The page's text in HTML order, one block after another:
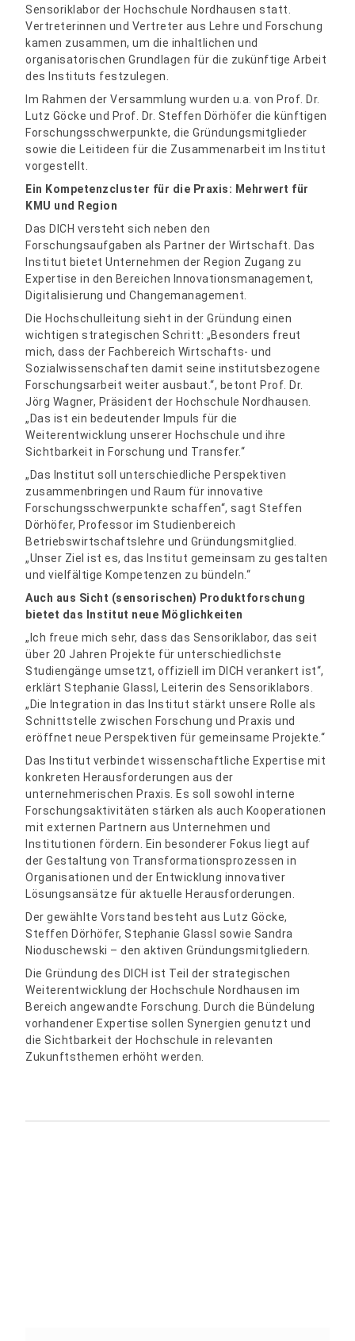
Sensoriklabor der Hochschule Nordhausen statt.
Vertreterinnen und Vertreter aus Lehre und Forschung
kamen zusammen, um die inhaltlichen und
organisatorischen Grundlagen für die zukünftige Arbeit
des Instituts festzulegen.
Im Rahmen der Versammlung wurden u.a. von Prof. Dr.
Lutz Göcke und Prof. Dr. Steffen Dörhöfer die künftigen
Forschungsschwerpunkte, die Gründungsmitglieder
sowie die Leitideen für die Zusammenarbeit im Institut
vorgestellt.
Ein Kompetenzcluster für die Praxis: Mehrwert für
KMU und Region
Das DICH versteht sich neben den
Forschungsaufgaben als Partner der Wirtschaft. Das
Institut bietet Unternehmen der Region Zugang zu
Expertise in den Bereichen Innovationsmanagement,
Digitalisierung und Changemanagement.
Die Hochschulleitung sieht in der Gründung einen
wichtigen strategischen Schritt: „Besonders freut
mich, dass der Fachbereich Wirtschafts- und
Sozialwissenschaften damit seine institutsbezogene
Forschungsarbeit weiter ausbaut.“, betont Prof. Dr.
Jörg Wagner, Präsident der Hochschule Nordhausen.
„Das ist ein bedeutender Impuls für die
Weiterentwicklung unserer Hochschule und ihre
Sichtbarkeit in Forschung und Transfer.“
„Das Institut soll unterschiedliche Perspektiven
zusammenbringen und Raum für innovative
Forschungsschwerpunkte schaffen“, sagt Steffen
Dörhöfer, Professor im Studienbereich
Betriebswirtschaftslehre und Gründungsmitglied.
„Unser Ziel ist es, das Institut gemeinsam zu gestalten
und vielfältige Kompetenzen zu bündeln.“
Auch aus Sicht (sensorischen) Produktforschung
bietet das Institut neue Möglichkeiten
„Ich freue mich sehr, dass das Sensoriklabor, das seit
über 20 Jahren Projekte für unterschiedlichste
Studiengänge umsetzt, offiziell im DICH verankert ist“,
erklärt Stephanie Glassl, Leiterin des Sensoriklabors.
„Die Integration in das Institut stärkt unsere Rolle als
Schnittstelle zwischen Forschung und Praxis und
eröffnet neue Perspektiven für gemeinsame Projekte.“
Das Institut verbindet wissenschaftliche Expertise mit
konkreten Herausforderungen aus der
unternehmerischen Praxis. Es soll sowohl interne
Forschungsaktivitäten stärken als auch Kooperationen
mit externen Partnern aus Unternehmen und
Institutionen fördern. Ein besonderer Fokus liegt auf
der Gestaltung von Transformationsprozessen in
Organisationen und der Entwicklung innovativer
Lösungsansätze für aktuelle Herausforderungen.
Der gewählte Vorstand besteht aus Lutz Göcke,
Steffen Dörhöfer, Stephanie Glassl sowie Sandra
Nioduschewski – den aktiven Gründungsmitgliedern.
Die Gründung des DICH ist Teil der strategischen
Weiterentwicklung der Hochschule Nordhausen im
Bereich angewandte Forschung. Durch die Bündelung
vorhandener Expertise sollen Synergien genutzt und
die Sichtbarkeit der Hochschule in relevanten
Zukunftsthemen erhöht werden.